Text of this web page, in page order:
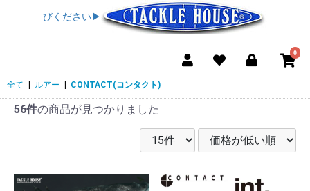
びください▶︎︎
0
全て ルアー CONTACT(コンタクト)
56件の商品が見つかりました